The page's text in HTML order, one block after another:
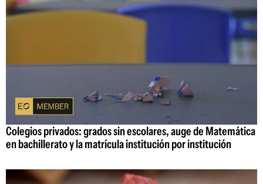
Colegios privados: grados sin escolares, auge de Matemática
en bachillerato y la matrícula institución por institución